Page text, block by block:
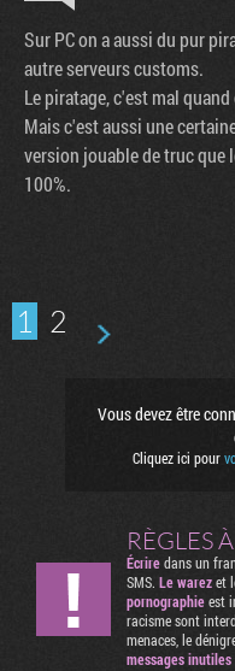
Sur PC on a aussi du pur
autre serveurs customs.
Le piratage, c'est mal
Mais c'est aussi une
version jouable de truc
100%.
1 2
Vous devez être
Cliquez ici pour
RÈGLES
Écriredans un
SMS. Le warezet
pornographieest
racisme sont
menaces, le
messages inutiles